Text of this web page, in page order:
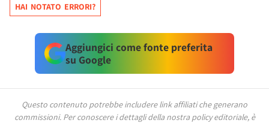
HAI NOTATO ERRORI?
Aggiungici come fonte preferita
su Google
Questo contenuto potrebbe includere link affiliati che generano
commissioni. Per conoscere i dettagli della nostra policy editoriale, è